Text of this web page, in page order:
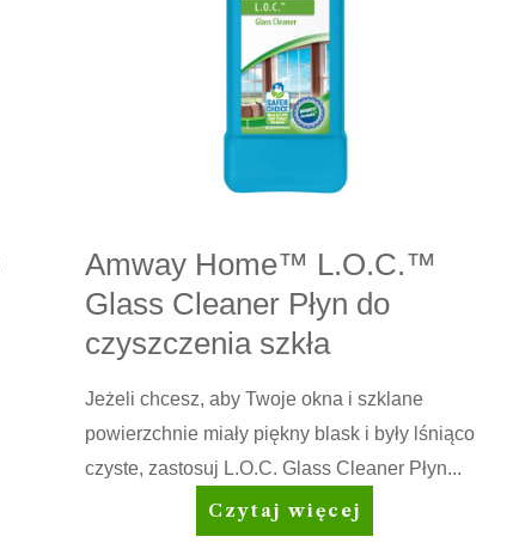
Amway Home™ L.O.C.™
Glass Cleaner Płyn do
czyszczenia szkła
Jeżeli chcesz, aby Twoje okna i szklane
powierzchnie miały piękny blask i były lśniąco
czyste, zastosuj L.O.C. Glass Cleaner Płyn...
Amway
Home™
Czytaj więcej